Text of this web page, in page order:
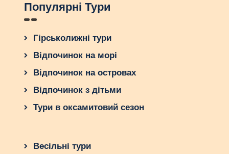
Популярні Тури
Гірськолижні тури
Відпочинок на морі
Відпочинок на островах
Відпочинок з дітьми
Тури в оксамитовий сезон
Весільні тури